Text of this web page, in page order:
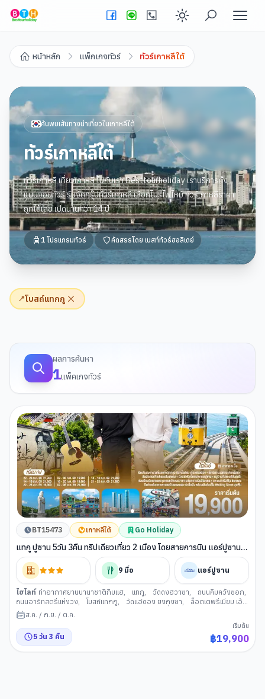
Enable dark
หน้าหลัก แพ็กเกจทัวร์ ทัวร์เกาหลีใต้
ค้นพบเส้นทางน่าเที่ยวในเกาหลีใต้
ทัวร์เกาหลีใต้
ทัวร์เกาหลี เที่ยวเกาหลี ไปกับเรา Besttourholiday เราบริการทั้ง
แบบจอยทัวร์ รับจัดกรุ๊ปทัวร์เกาหลี เลือกโปรไฟไหม้ ทัวร์เกาหลีราคา
ถูกได้เลย เปิดนานกว่า 14 ปี
1 โปรแกรมทัวร์ คัดสรรโดย เบสท์ทัวร์ฮอลิเดย์
📍โบสถ์แทกกู
ผลการค้นหา
1แพ็คเกจทัวร์
BT15473 เกาหลีใต้ Go Holiday
แทกู ปูซาน 5วัน 3คืน ทริปเดียวเที่ยว 2 เมือง โดยสายการบิน แอร์ปูซาน
(BX)
9 มื้อ แอร์ปูซาน
ไฮไลท์ ท่าอากาศยานนานาชาติกิมแฮ, แทกู, วัดดงฮวาซา, ถนนคิมควังซอก,
ถนนอาร์ทสตรีแห่งวง, โบสถ์แทกกู, วัดแฮดอง ยงกุงซา,
ล็อตเตพรีเมียม เอ้
าเล็ , ตลาดนันโพดง
หาดแฮอีนแด
ท่าเรือจังนิม,
ท่าเรือสีรุ้งเวนิสแห่งเมืองปูซาน
ส.ค. / ก.ย. / ต.ค.
5 วัน 3 คืน
เริ่มต้น
฿19,900